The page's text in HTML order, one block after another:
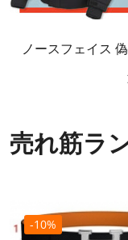
売れ筋ラ
-10%